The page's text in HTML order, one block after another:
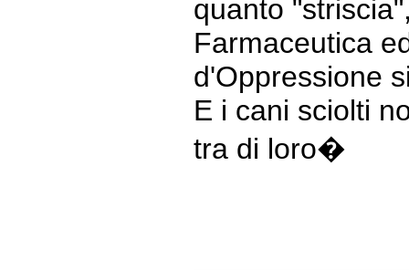
quanto
Farmaceutica
d'Oppressione
E i cani sciolti
tra di loro�